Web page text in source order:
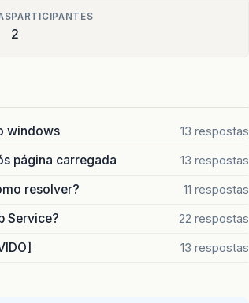
PARTICIPANTES
2
windows 13 respostas
página carregada 13 respostas
resolver? 11 respostas
Service? 22 respostas
13 respostas